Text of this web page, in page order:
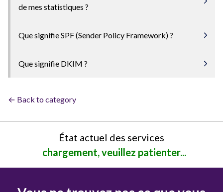
de mes statistiques ?
Que signifie SPF (Sender Policy Framework) ?
Que signifie DKIM ?
← Back to category
État actuel des services
chargement, veuillez patienter...